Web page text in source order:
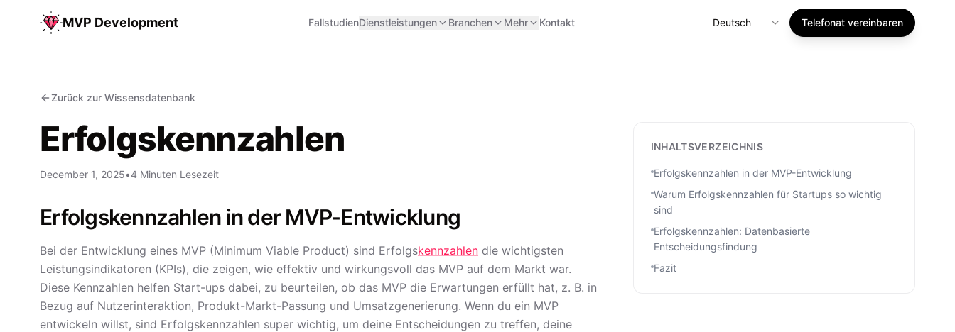
MVP Development FallstudienDienstleistungen Branchen Mehr Kontakt Deutsch Telefonat vereinbaren
Zurück zur Wissensdatenbank
Erfolgskennzahlen
December 1, 2025•4 Minuten Lesezeit
Erfolgskennzahlen in der MVP-Entwicklung
Bei der Entwicklung eines MVP (Minimum Viable Product) sind Erfolgskennzahlen die wichtigsten
Leistungsindikatoren (KPIs), die zeigen, wie effektiv und wirkungsvoll das MVP auf dem Markt war.
Diese Kennzahlen helfen Start-ups dabei, zu beurteilen, ob das MVP die Erwartungen erfüllt hat, z. B. in
Bezug auf Nutzerinteraktion, Produkt-Markt-Passung und Umsatzgenerierung. Wenn du ein MVP
entwickeln willst, sind Erfolgskennzahlen super wichtig, um deine Entscheidungen zu treffen, deine
INHALTSVERZEICHNIS
Erfolgskennzahlen in der MVP-Entwicklung
Warum Erfolgskennzahlen für Startups so wichtig
sind
Erfolgskennzahlen: Datenbasierte
Entscheidungsfindung
Fazit